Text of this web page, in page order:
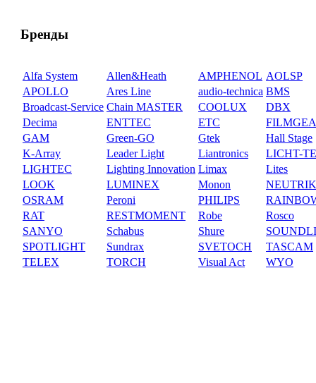
Бренды
Alfa System Allen&Heath AMPHENOL AOLSP
APOLLO
Ares Line audio-technica BMS
Broadcast-Service Chain MASTER COOLUX
DBX
Decima
ENTTEC ETC
GAM
Green-GO Gtek
Hall Stage
K-Array
Leader Light Liantronics
LICHT-
LIGHTEC
Lighting Innovation Limax
Lites
LOOK
LUMINEX Monon
NEUTRIK
OSRAM
Peroni PHILIPS
RAT
RESTMOMENT Robe
Rosco
SANYO
Schabus Shure
SPOTLIGHT
Sundrax SVETOCH
TASCAM
TELEX
TORCH Visual Act WYO